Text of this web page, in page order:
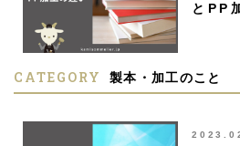
とPP
CATEGORY 製本・加工のこと